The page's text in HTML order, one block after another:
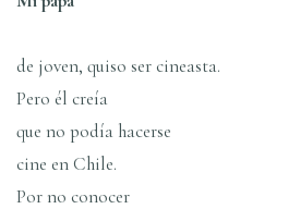
de joven, quiso ser cineasta.
Pero él creí­a
que no podí­a hacerse
cine en Chile.
Por no conocer